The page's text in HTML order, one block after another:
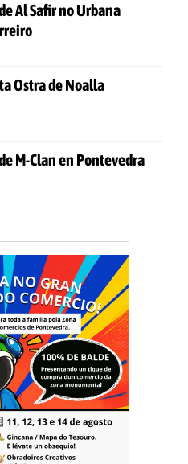
Al Safir no Urbana
Ostra de Noalla
M-Clan en Pontevedra